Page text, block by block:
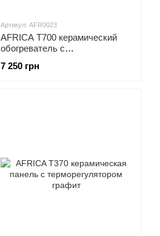
Артикул: AFR0023
AFRICA T700 керамический
обогреватель с
7 250 грн